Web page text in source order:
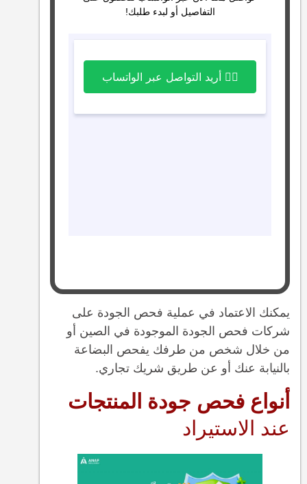
التفاصيل أو لبدء طلبك!
يمكنك الاعتماد في عملية فحص الجودة على
شركات فحص الجودة الموجودة في الصين أو
من خلال شخص من طرفك يفحص البضاعة
بالنيابة عنك أو عن طريق شريك تجاري.
أنواع فحص جودة المنتجات
عند الاستيراد